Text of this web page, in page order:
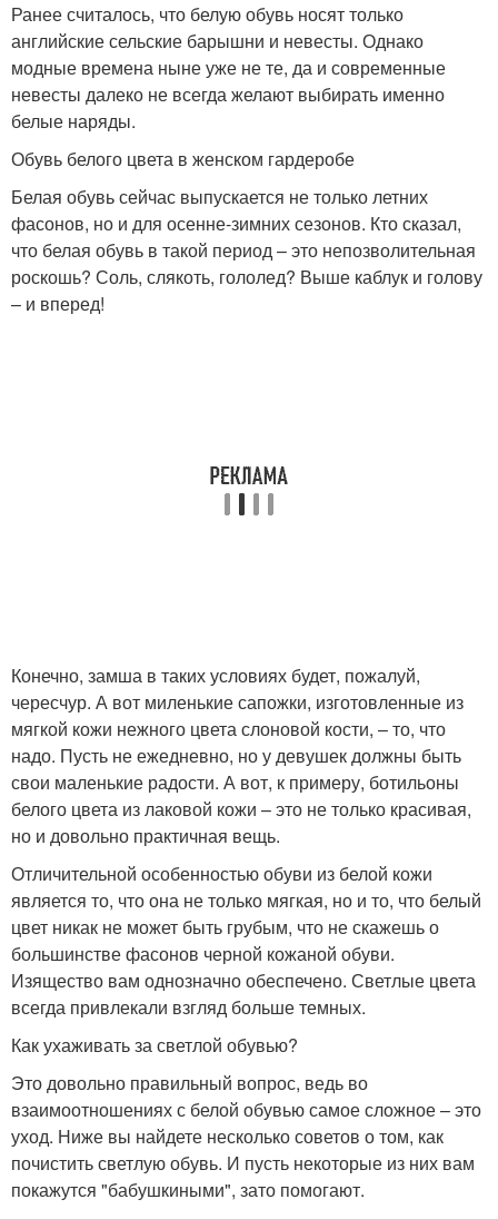
Ранее считалось, что белую обувь носят только
английские сельские барышни и невесты. Однако
модные времена ныне уже не те, да и современные
невесты далеко не всегда желают выбирать именно
белые наряды.
Обувь белого цвета в женском гардеробе
Белая обувь сейчас выпускается не только летних
фасонов, но и для осенне-зимних сезонов. Кто сказал,
что белая обувь в такой период – это непозволительная
роскошь? Соль, слякоть, гололед? Выше каблук и голову
– и вперед!
Конечно, замша в таких условиях будет, пожалуй,
чересчур. А вот миленькие сапожки, изготовленные из
мягкой кожи нежного цвета слоновой кости, – то, что
надо. Пусть не ежедневно, но у девушек должны быть
свои маленькие радости. А вот, к примеру, ботильоны
белого цвета из лаковой кожи – это не только красивая,
но и довольно практичная вещь.
Отличительной особенностью обуви из белой кожи
является то, что она не только мягкая, но и то, что белый
цвет никак не может быть грубым, что не скажешь о
большинстве фасонов черной кожаной обуви.
Изящество вам однозначно обеспечено. Светлые цвета
всегда привлекали взгляд больше темных.
Как ухаживать за светлой обувью?
Это довольно правильный вопрос, ведь во
взаимоотношениях с белой обувью самое сложное – это
уход. Ниже вы найдете несколько советов о том, как
почистить светлую обувь. И пусть некоторые из них вам
покажутся "бабушкиными", зато помогают.